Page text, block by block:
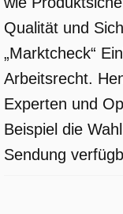
vermeiden?
Welches
Wäsche wird
kürzerer Zeit:
warum
vorwiegend
bügeln. Die
Qualität und
„Marktcheck“
Arbeitsrecht.
Experten und
Beispiel die
Sendung